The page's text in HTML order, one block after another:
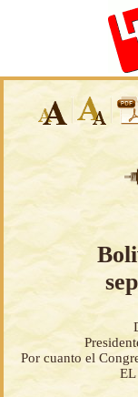
Por cuanto el